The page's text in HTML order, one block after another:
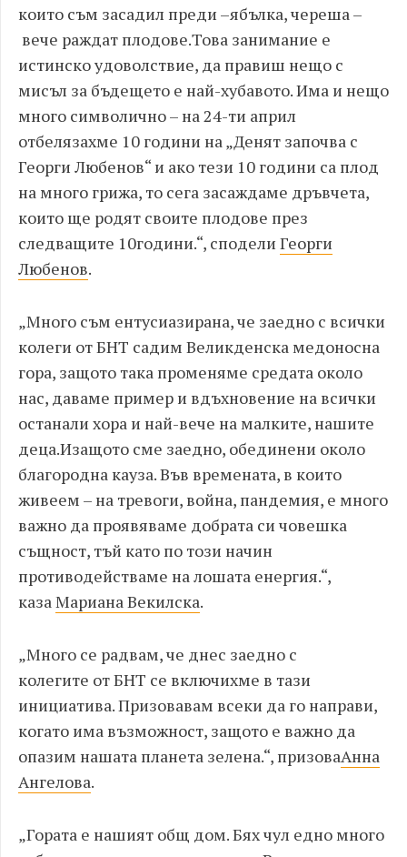
които съм засадил преди –ябълка, череша –
вече раждат плодове.Това занимание е
истинско удоволствие, да правиш нещо с
мисъл за бъдещето е най-хубавото.Има и нещо
много символично– на 24-ти април
отбелязахме 10 години на „Денят започва с
Георги Любенов“ и ако тези 10 години са плод
на много грижа, то сега засаждаме дръвчета,
които ще родят своите плодове през
следващите 10години.“, сподели Георги
Любенов.
„Много съм ентусиазирана, че заедно с всички
колеги от БНТ садим Великденска медоносна
гора, защото така променяме средата около
нас, даваме пример и вдъхновение на всички
останали хора и най-вече на малките, нашите
деца.Изащото сме заедно, обединени около
благородна кауза. Във времената, в които
живеем – на тревоги, война, пандемия, е много
важно да проявяваме добрата си човешка
същност, тъй като по този начин
противодействаме на лошата енергия.“,
каза Мариана Векилска.
„Много се радвам, че днес заедно с
колегите отБНТ се включихме в тази
инициатива. Призовавам всеки да го направи,
когато има възможност, защото е важно да
опазим нашата планета зелена.“, призоваАнна
Ангелова.
„Гората е нашият общ дом. Бях чул едно много